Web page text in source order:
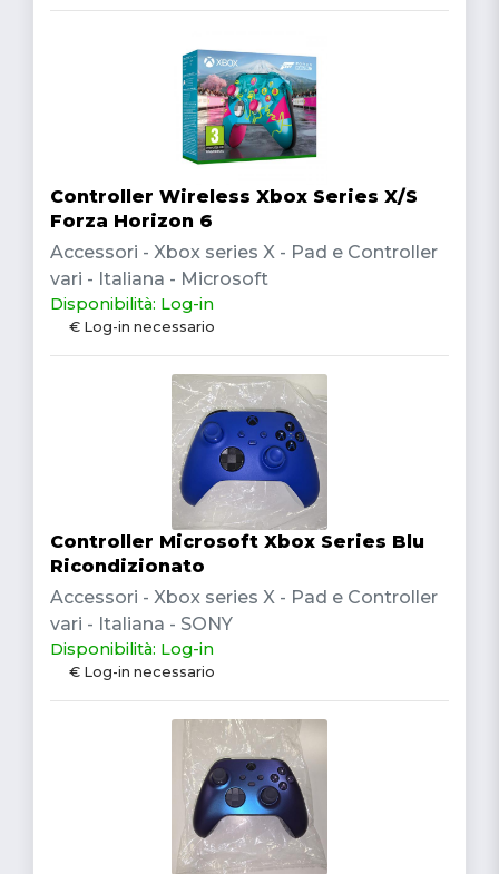
Controller Wireless Xbox Series X/S
Forza Horizon 6
Accessori - Xbox series X - Pad e Controller
vari - Italiana - Microsoft
Disponibilità: Log-in
€ Log-in necessario
Controller Microsoft Xbox Series Blu
Ricondizionato
Accessori - Xbox series X - Pad e Controller
vari - Italiana - SONY
Disponibilità: Log-in
€ Log-in necessario